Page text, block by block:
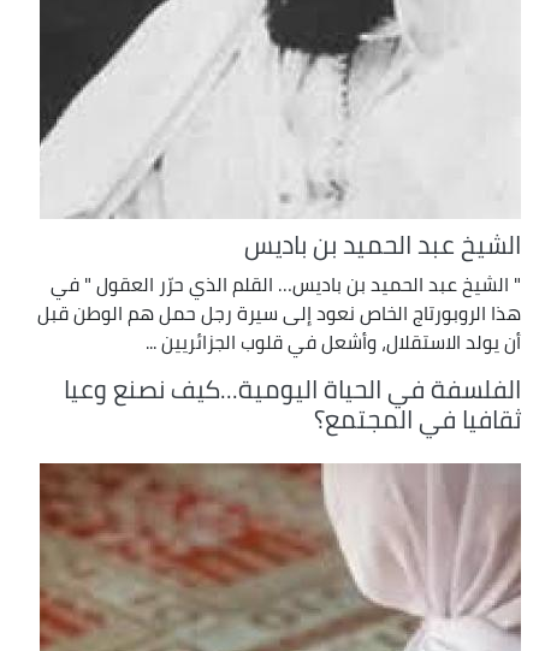
الشيخ عبد الحميد بن باديس
" الشيخ عبد الحميد بن باديس… القلم الذي حرّر العقول " في
هذا الروبورتاج الخاص نعود إلى سيرة رجل حمل هم الوطن قبل
أن يولد الاستقلال، وأشعل في قلوب الجزائريين ...
الفلسفة في الحياة اليومية...كيف نصنع وعيا
ثقافيا في المجتمع؟